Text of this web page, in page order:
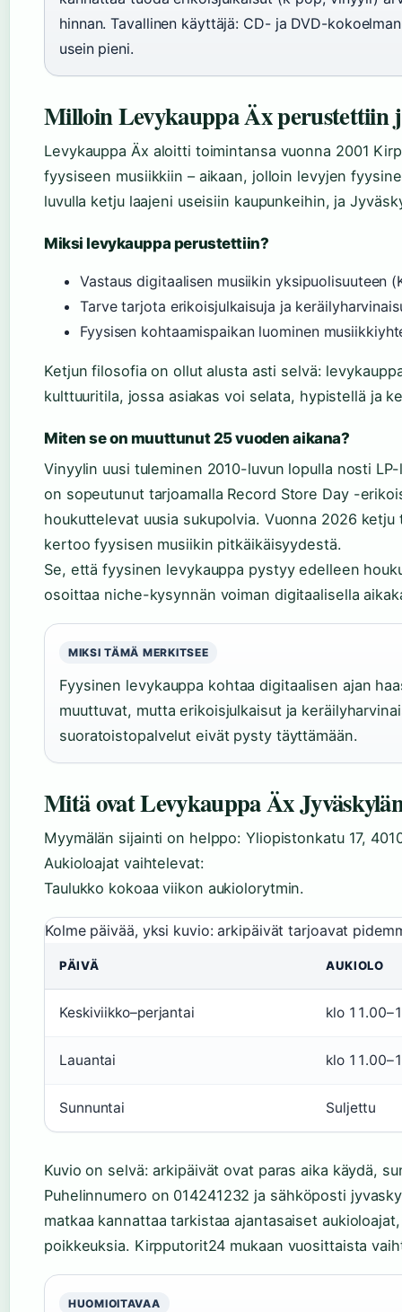
hinnan. Tavallinen käyttäjä: CD- ja DVD-
usein pieni.
Milloin Levykauppa Äx perustettiin
Levykauppa Äx aloitti toimintansa vuonna 2001
fyysiseen musiikkiin – aikaan, jolloin levyjen
luvulla ketju laajeni useisiin kaupunkeihin, ja
Miksi levykauppa perustettiin?
Vastaus digitaalisen musiikin yksipuolisuuteen
Tarve tarjota erikoisjulkaisuja ja
Fyysisen kohtaamispaikan luominen
Ketjun filosofia on ollut alusta asti selvä:
kulttuuritila, jossa asiakas voi selata, hypistellä ja
Miten se on muuttunut 25 vuoden aikana?
Vinyylin uusi tuleminen 2010-luvun lopulla nosti
on sopeutunut tarjoamalla Record Store Day -
houkuttelevat uusia sukupolvia. Vuonna 2026
kertoo fyysisen musiikin pitkäikäisyydestä.
Se, että fyysinen levykauppa pystyy edelleen
osoittaa niche-kysynnän voiman digitaalisella
MIKSI TÄMÄ MERKITSEE
Fyysinen levykauppa kohtaa digitaalisen ajan
muuttuvat, mutta erikoisjulkaisut ja
suoratoistopalvelut eivät pysty täyttämään.
Mitä ovat Levykauppa Äx
Myymälän sijainti on helppo: Yliopistonkatu 17,
Aukioloajat vaihtelevat:
Taulukko kokoaa viikon aukiolorytmin.
Kolme päivää, yksi kuvio: arkipäivät tarjoavat
PÄIVÄ AUKIOLO
Keskiviikko–perjantai klo
Lauantai klo
Sunnuntai Suljettu
Kuvio on selvä: arkipäivät ovat paras aika käydä,
Puhelinnumero on 014241232 ja sähköposti
matkaa kannattaa tarkistaa ajantasaiset
poikkeuksia. Kirpputorit24 mukaan vuosittaista
HUOMIOITAVAA